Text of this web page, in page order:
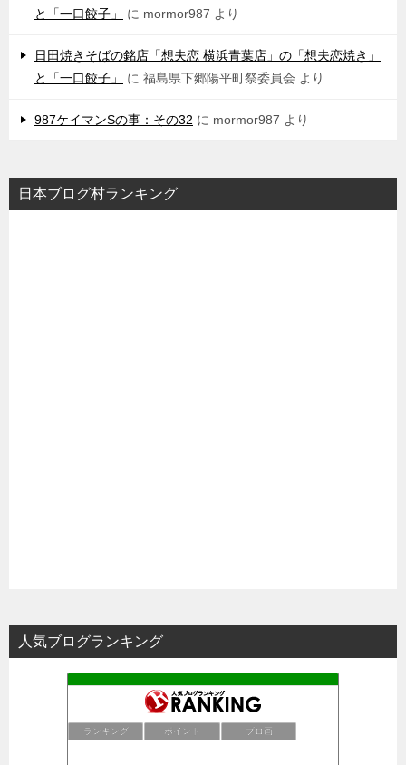
と「一口餃子」
に mormor987 より
日田焼きそばの銘店「想夫恋 横浜青葉店」の「想夫恋焼き」
と「一口餃子」
に 福島県下郷陽平町祭委員会 より
987ケイマンSの事：その32 に mormor987 より
日本ブログ村ランキング
人気ブログランキング
ランキング ポイント ブロ画